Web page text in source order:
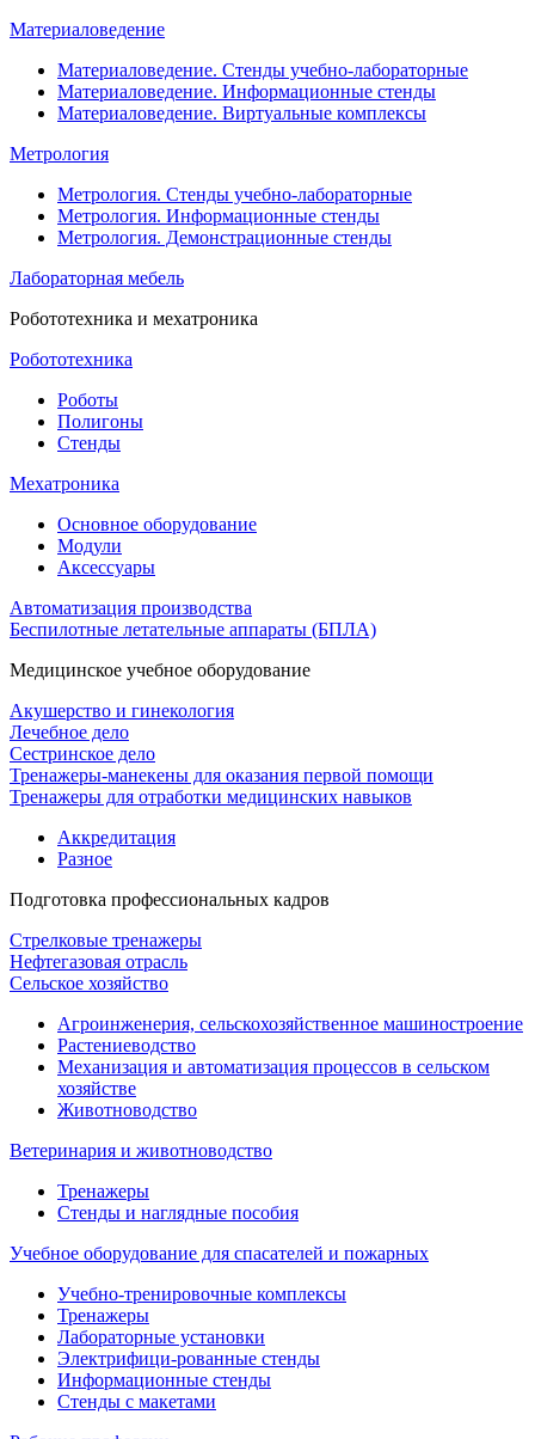
Материаловедение
Материаловедение. Стенды учебно-лабораторные
Материаловедение. Информационные стенды
Материаловедение. Виртуальные комплексы
Метрология
Метрология. Стенды учебно-лабораторные
Метрология. Информационные стенды
Метрология. Демонстрационные стенды
Лабораторная мебель
Робототехника и мехатроника
Робототехника
Роботы
Полигоны
Стенды
Мехатроника
Основное оборудование
Модули
Аксессуары
Автоматизация производства
Беспилотные летательные аппараты (БПЛА)
Медицинское учебное оборудование
Акушерство и гинекология
Лечебное дело
Сестринское дело
Тренажеры-манекены для оказания первой помощи
Тренажеры для отработки медицинских навыков
Аккредитация
Разное
Подготовка профессиональных кадров
Стрелковые тренажеры
Нефтегазовая отрасль
Сельское хозяйство
Агроинженерия, сельскохозяйственное машиностроение
Растениеводство
Механизация и автоматизация процессов в сельском
хозяйстве
Животноводство
Ветеринария и животноводство
Тренажеры
Стенды и наглядные пособия
Учебное оборудование для спасателей и пожарных
Учебно-тренировочные комплексы
Тренажеры
Лабораторные установки
Электрифици-рованные стенды
Информационные стенды
Стенды с макетами